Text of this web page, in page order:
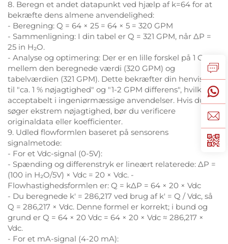
8. Beregn et andet datapunkt ved hjælp af k=64 for at
bekræfte dens almene anvendelighed:
- Beregning: Q = 64 × 25 = 64 × 5 = 320 GPM
- Sammenligning: I din tabel er Q = 321 GPM, når ΔP =
25 in H₂O.
- Analyse og optimering: Der er en lille forskel på 1 GPM
mellem den beregnede værdi (320 GPM) og
tabelværdien (321 GPM). Dette bekræfter din henvisning
til "ca. 1 % nøjagtighed" og "1-2 GPM differens", hvilket er
acceptabelt i ingeniørmæssige anvendelser. Hvis du
søger ekstrem nøjagtighed, bør du verificere
originaldata eller koefficienter.
9. Udled flowformlen baseret på sensorens
signalmetode:
- For et Vdc-signal (0-5V):
- Spænding og differenstryk er lineært relaterede: ΔP =
(100 in H₂O/5V) × Vdc = 20 × Vdc. -
Flowhastighedsformlen er: Q = kΔP = 64 × 20 × Vdc
- Du beregnede k′ = 286,217 ved brug af k′ = Q / Vdc, så
Q = 286,217 × Vdc. Denne formel er korrekt; i bund og
grund er Q = 64 × 20 Vdc = 64 × 20 × Vdc ≈ 286,217 ×
Vdc.
- For et mA-signal (4-20 mA):